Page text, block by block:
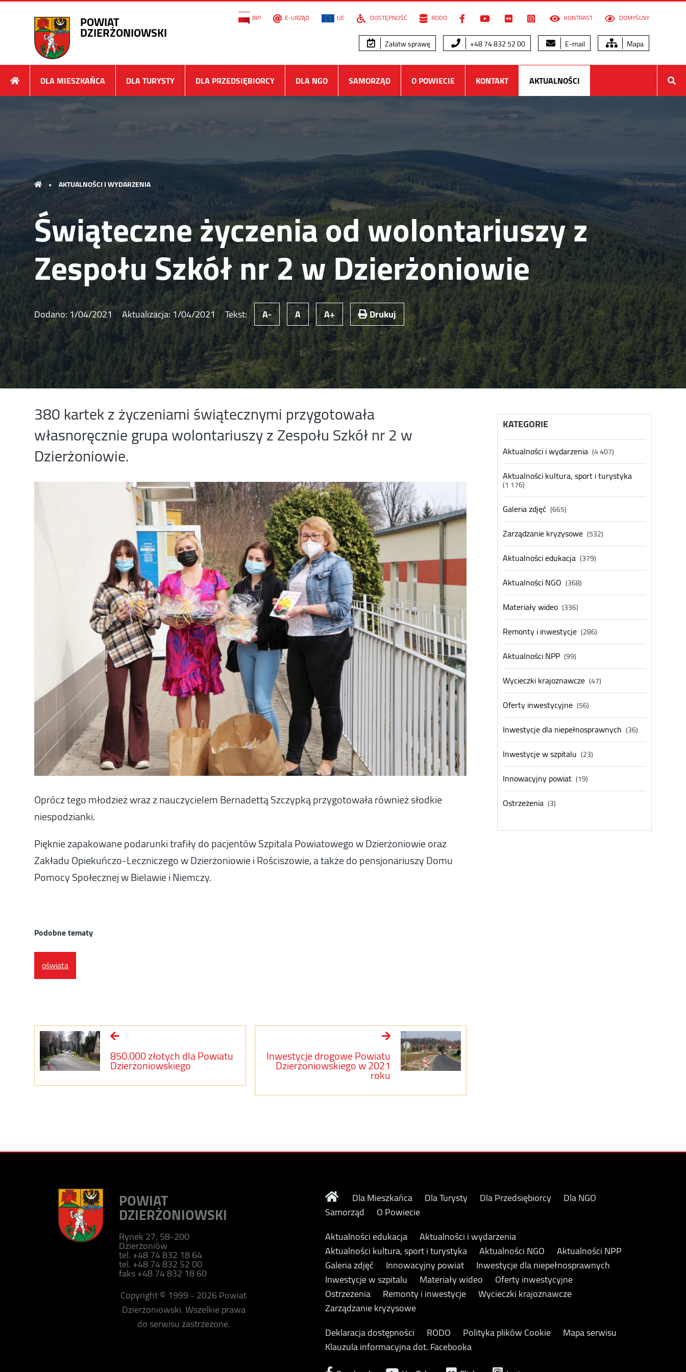
POWIAT
DZIERŻONIOWSKI
BIP E-URZĄD UE DOSTĘPNOŚĆ RODO KONTRAST DOMYŚLNY
Załatw sprawę +48 74 832 52 00 E-mail Mapa
DLA MIESZKAŃCA DLA TURYSTY DLA PRZEDSIĘBIORCY DLA NGO SAMORZĄD O POWIECIE KONTAKT AKTUALNOŚCI
• AKTUALNOŚCI I WYDARZENIA
Świąteczne życzenia od wolontariuszy z
Zespołu Szkół nr 2 w Dzierżoniowie
Dodano: 1/04/2021 Aktualizacja:1/04/2021 Tekst: A- A A+ Drukuj
380 kartek z życzeniami świątecznymi przygotowała
własnoręcznie grupa wolontariuszy z Zespołu Szkół nr 2 w
Dzierżoniowie.
Oprócz tego młodzież wraz z nauczycielem Bernadettą Szczypką przygotowała również słodkie
niespodzianki.
Pięknie zapakowane podarunki trafiły do pacjentów Szpitala Powiatowego w Dzierżoniowie oraz
Zakładu Opiekuńczo-Leczniczego w Dzierżoniowie i Rościszowie, a także do pensjonariuszy Domu
Pomocy Społecznej w Bielawie i Niemczy.
Podobne tematy
oświata
850.000 złotych dla Powiatu
Dzierżoniowskiego
Inwestycje drogowe Powiatu
Dzierżoniowskiego w 2021
roku
KATEGORIE
Aktualności i wydarzenia (4 407)
Aktualności kultura, sport i turystyka
(1 176)
Galeria zdjęć (665)
Zarządzanie kryzysowe (532)
Aktualności edukacja (379)
Aktualności NGO (368)
Materiały wideo (336)
Remonty i inwestycje (286)
Aktualności NPP (99)
Wycieczki krajoznawcze (47)
Oferty inwestycyjne (56)
Inwestycje dla niepełnosprawnych (36)
Inwestycje w szpitalu (23)
Innowacyjny powiat (19)
Ostrzeżenia (3)
POWIAT
DZIERŻONIOWSKI
Rynek 27, 58-200
Dzierżoniów
tel. +48 74 832 18 64
tel. +48 74 832 52 00
faks +48 74 832 18 60
Copyright © 1999 - 2026 Powiat
Dzierżoniowski. Wszelkie prawa
do serwisu zastrzeżone.
Dla Mieszkańca Dla Turysty Dla Przedsiębiorcy
Dla NGO
Samorząd
O Powiecie
Aktualności edukacja
Aktualności i wydarzenia
Aktualności kultura, sport i turystyka
Aktualności NGO
Aktualności NPP
Galeria zdjęć
Innowacyjny powiat
Inwestycje dla niepełnosprawnych
Inwestycje w szpitalu
Materiały wideo
Oferty inwestycyjne
Ostrzeżenia
Remonty i inwestycje
Wycieczki krajoznawcze
Zarządzanie kryzysowe
Deklaracja dostępności
RODO Polityka plików Cookie
Mapa serwisu
Klauzula informacyjna dot. Facebooka